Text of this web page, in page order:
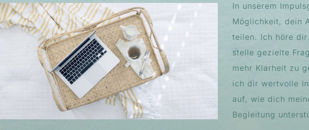
In unserem
Möglichkeit, dein
teilen. Ich höre
stelle gezielte
mehr Klarheit zu
ich dir wertvolle
auf, wie dich
Begleitung